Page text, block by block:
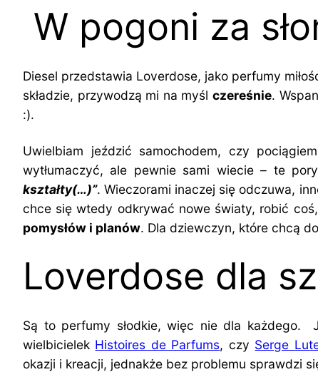
W pogoni za
Diesel przedstawia Loverdose, jako perfumy
składzie, przywodzą mi na myśl czereśnie.
:).
Uwielbiam jeździć samochodem, czy
wytłumaczyć, ale pewnie sami wiecie – te
kształty(…)”. Wieczorami inaczej się odczuwa,
chce się wtedy odkrywać nowe światy, robić
pomysłów i planów. Dla dziewczyn, które chcą
Loverdose dla
Są to perfumy słodkie, więc nie dla każdego.
wielbicielek Histoires de Parfums, czy Serge
okazji i kreacji, jednakże bez problemu sprawdzi